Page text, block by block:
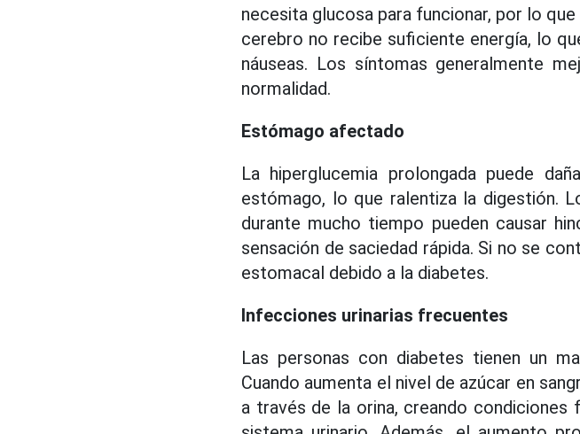
necesita glucosa para funcionar, por lo
cerebro no recibe suficiente energía, lo
náuseas. Los síntomas generalmente
normalidad.
Estómago afectado
La hiperglucemia prolongada puede
estómago, lo que ralentiza la digestión.
durante mucho tiempo pueden causar
sensación de saciedad rápida. Si no se
estomacal debido a la diabetes.
Infecciones urinarias frecuentes
Las personas con diabetes tienen un
Cuando aumenta el nivel de azúcar en
a través de la orina, creando